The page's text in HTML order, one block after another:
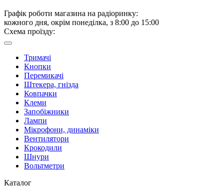
Графік роботи магазина на радіоринку:
кожного дня, окрім понеділка, з 8:00 до 15:00
Схема проїзду:
Тримачі
Кнопки
Перемикачі
Штекера, гнізда
Ковпачки
Клеми
Запобіжники
Лампи
Мікрофони, динаміки
Вентилятори
Крокодили
Шнури
Вольтметри
Каталог